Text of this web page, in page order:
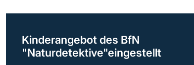
Kinderangebot des BfN
"Naturdetektive"eingestellt